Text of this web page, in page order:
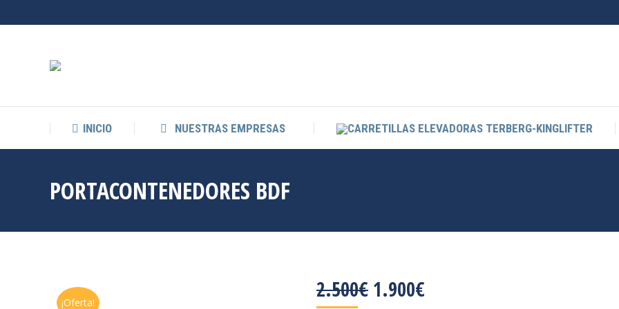
INICIO NUESTRAS EMPRESAS CARRETILLAS ELEVADORAS TERBERG-KINGLIFTER
PORTACONTENEDORES BDF
¡Oferta!
2.500€ EL
1.900€